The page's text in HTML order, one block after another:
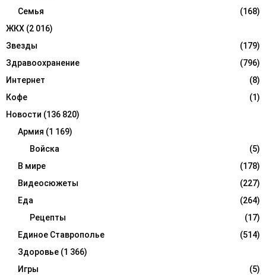
Семья
(168)
ЖКХ (2 016)
Звезды
(179)
Здравоохранение
(796)
Интернет
(8)
Кофе
(1)
Новости (136 820)
Армия (1 169)
Войска
(5)
В мире
(178)
Видеосюжеты
(227)
Еда
(264)
Рецепты
(17)
Единое Ставрополье
(514)
Здоровье (1 366)
Игры
(5)